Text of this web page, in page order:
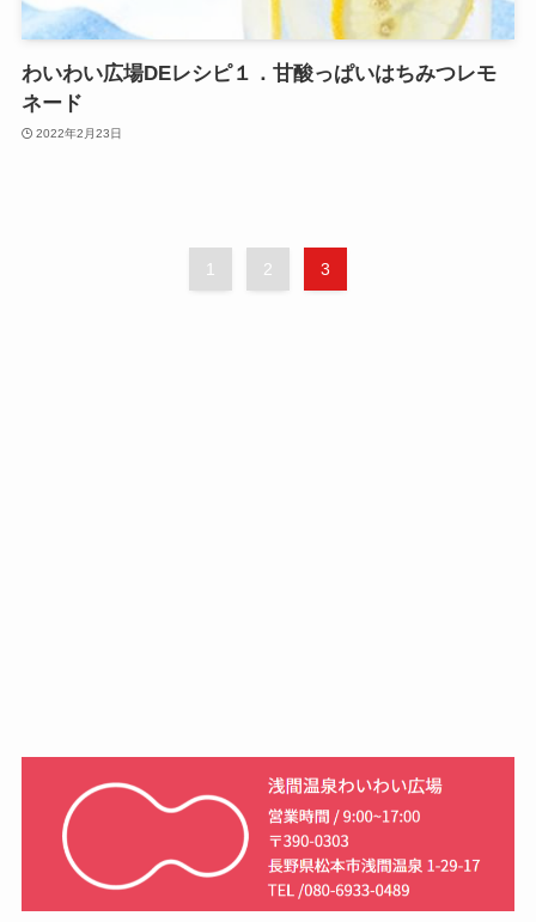
わいわい広場DEレシピ１．甘酸っぱいはちみつレモ
ネード
2022年2月23日
1 2 3